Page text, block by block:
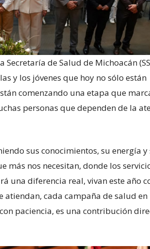
de Salud de Michoacán
y los jóvenes que hoy no sólo están
comenzando una etapa que
personas que dependen de la
sus conocimientos, su energía y
más nos necesitan, donde los
una diferencia real, vivan este año
cada campaña de salud
paciencia, es una contribución